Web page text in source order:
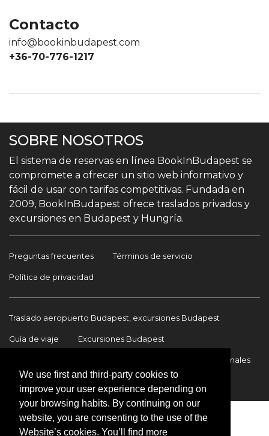
We use first and third-party cookies to
improve your user experience depending on
your browsing habits. By continuing on our
website, you are consenting to the use of the
Website’s cookies. You’ll find more
Contacto
info@bookinbudapest.com
+36-70-776-1217
SOBRE NOSOTROS
El sistema de reservas en línea BookInBudapest se
compromete a ofrecer un sitio web informativo y
fácil de usar con tarifas competitivas. Fundada en
2009, BookInBudapest ofrece traslados privados y
excursiones en Budapest y Hungría.
Preguntas frecuentes Términos de servicio
Política de privacidad
Traslado aeropuerto Budapest, excursiones Budapest
Guía de viaje Excursiones Budapest
Traslados internacionales